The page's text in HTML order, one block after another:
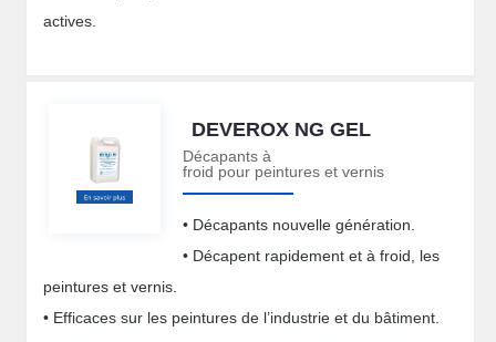
actives.
DEVEROX NG GEL
Décapants à
froid pour peintures et vernis
• Décapants nouvelle génération.
• Décapent rapidement et à froid, les
peintures et vernis.
• Efficaces sur les peintures de l’industrie et du bâtiment.